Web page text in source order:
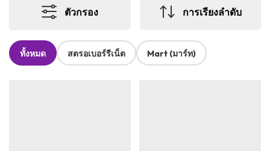
ตัวกรอง การเรียงลำดับ
ทั้งหมด สตรอเบอร์รีเน็ต Mart (มาร์ท)